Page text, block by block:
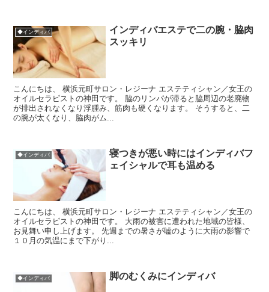
◆インディバ
インディバエステで二の腕・脇肉
スッキリ
こんにちは、 横浜元町サロン・レジーナ エステティシャン／女王の
オイルセラピストの神田です。 脇のリンパが滞ると脇周辺の老廃物
が排出されなくなり浮腫み、筋肉も硬くなります。 そうすると、二
の腕が太くなり、脇肉がム...
◆インディバ
寝つきが悪い時にはインディバフ
ェイシャルで耳も温める
こんにちは、 横浜元町サロン・レジーナ エステティシャン／女王の
オイルセラピストの神田です。 大雨の被害に遭われた地域の皆様、
お見舞い申し上げます。 先週までの暑さが嘘のように大雨の影響で
１０月の気温にまで下がり...
◆インディバ 脚のむくみにインディバ